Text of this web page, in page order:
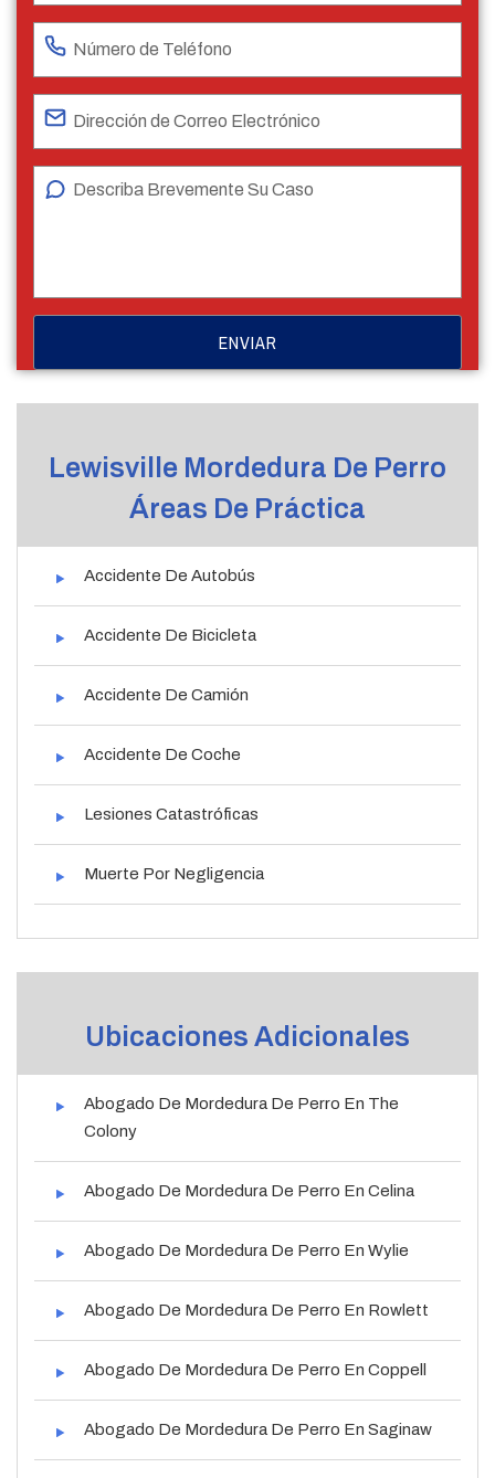
Lewisville Mordedura De Perro
Áreas De Práctica
Accidente De Autobús
Accidente De Bicicleta
Accidente De Camión
Accidente De Coche
Lesiones Catastróficas
Muerte Por Negligencia
Ubicaciones Adicionales
Abogado De Mordedura De Perro En The
Colony
Abogado De Mordedura De Perro En Celina
Abogado De Mordedura De Perro En Wylie
Abogado De Mordedura De Perro En Rowlett
Abogado De Mordedura De Perro En Coppell
Abogado De Mordedura De Perro En Saginaw